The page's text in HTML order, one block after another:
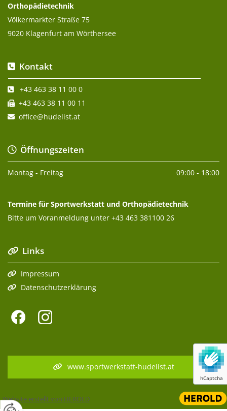
hCaptcha
Orthopädietechnik
Völkermarkter Straße 75
9020 Klagenfurt am Wörthersee
 Kontakt
 +43 463 38 11 00 0
 +43 463 38 11 00 11
 office@hudelist.at
Öffnungszeiten
Montag - Freitag 09:00 - 18:00
Termine für Sportwerkstatt und Orthopädietechnik
Bitte um Voranmeldung unter +43 463 381100 26
 Links
 Impressum
 Datenschutzerklärung
www.sportwerkstatt-hudelist.at
Website erstellt von HEROLD